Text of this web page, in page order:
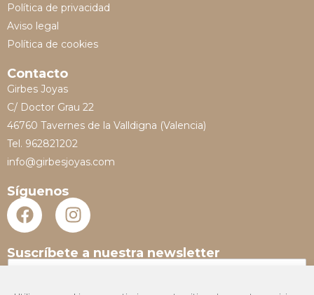
Política de privacidad
Aviso legal
Política de cookies
Contacto
Girbes Joyas
C/ Doctor Grau 22
46760 Tavernes de la Valldigna (Valencia)
Tel. 962821202
info@girbesjoyas.com
Síguenos
Suscríbete a nuestra newsletter
N